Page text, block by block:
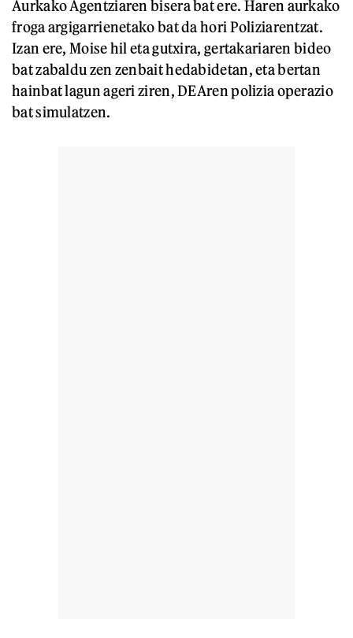
Aurkako Agentziaren bisera bat ere. Haren aurkako
froga argigarrienetako bat da hori Poliziarentzat.
Izan ere, Moise hil eta gutxira, gertakariaren bideo
bat zabaldu zen zenbait hedabidetan, eta bertan
hainbat lagun ageri ziren, DEAren polizia operazio
bat simulatzen.